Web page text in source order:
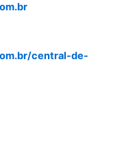
central-de-